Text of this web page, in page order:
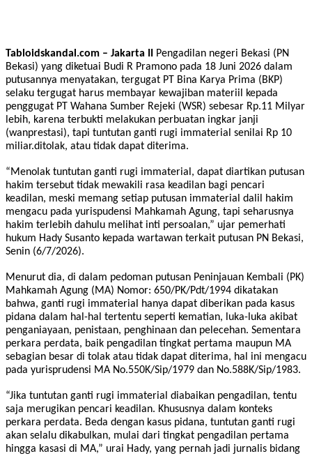
Tabloidskandal.com – Jakarta II Pengadilan negeri Bekasi (PN
Bekasi) yang diketuai Budi R Pramono pada 18 Juni 2026 dalam
putusannya menyatakan, tergugat PT Bina Karya Prima (BKP)
selaku tergugat harus membayar kewajiban materiil kepada
penggugat PT Wahana Sumber Rejeki (WSR) sebesar Rp.11 Milyar
lebih, karena terbukti melakukan perbuatan ingkar janji
(wanprestasi), tapi tuntutan ganti rugi immaterial senilai Rp 10
miliar.ditolak, atau tidak dapat diterima.
“Menolak tuntutan ganti rugi immaterial, dapat diartikan putusan
hakim tersebut tidak mewakili rasa keadilan bagi pencari
keadilan, meski memang setiap putusan immaterial dalil hakim
mengacu pada yurispudensi Mahkamah Agung, tapi seharusnya
hakim terlebih dahulu melihat inti persoalan,” ujar pemerhati
hukum Hady Susanto kepada wartawan terkait putusan PN Bekasi,
Senin (6/7/2026).
Menurut dia, di dalam pedoman putusan Peninjauan Kembali (PK)
Mahkamah Agung (MA) Nomor: 650/PK/Pdt/1994 dikatakan
bahwa, ganti rugi immaterial hanya dapat diberikan pada kasus
pidana dalam hal-hal tertentu seperti kematian, luka-luka akibat
penganiayaan, penistaan, penghinaan dan pelecehan. Sementara
perkara perdata, baik pengadilan tingkat pertama maupun MA
sebagian besar di tolak atau tidak dapat diterima, hal ini mengacu
pada yurisprudensi MA No.550K/Sip/1979 dan No.588K/Sip/1983.
“Jika tuntutan ganti rugi immaterial diabaikan pengadilan, tentu
saja merugikan pencari keadilan. Khususnya dalam konteks
perkara perdata. Beda dengan kasus pidana, tuntutan ganti rugi
akan selalu dikabulkan, mulai dari tingkat pengadilan pertama
hingga kasasi di MA,” urai Hady, yang pernah jadi jurnalis bidang